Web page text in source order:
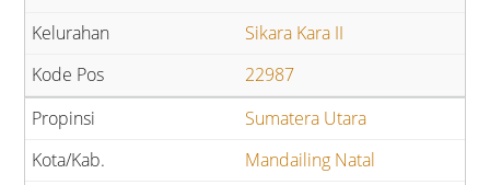
Sikara Kara II
22987
Sumatera Utara
Mandailing Natal